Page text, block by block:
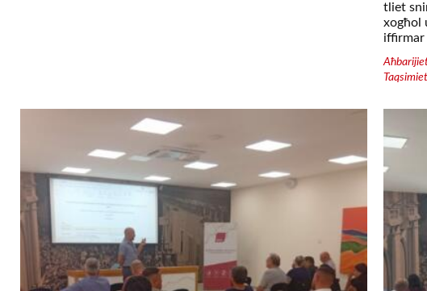
tliet
xogħol
iffirmar
Taqsimiet